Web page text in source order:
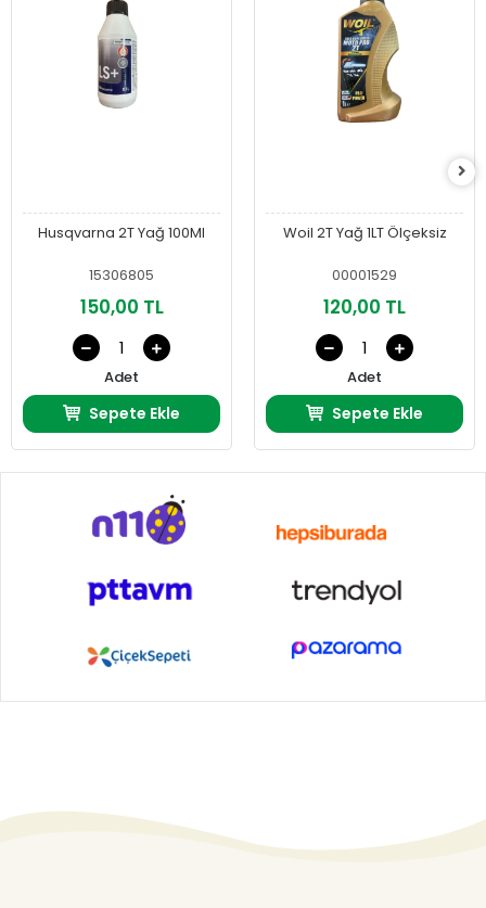
Husqvarna 2T Yağ 100Ml
15306805
150,00 TL
Adet
Sepete Ekle
Woil 2T Yağ 1LT Ölçeksiz
00001529
120,00 TL
Adet
Sepete Ekle